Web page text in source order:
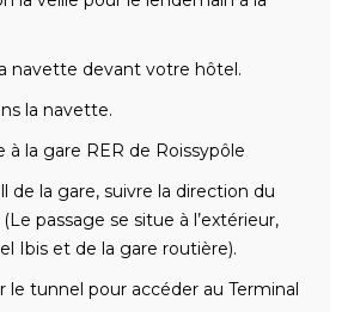
navette devant votre hôtel.
la navette.
à la gare RER de Roissypôle
de la gare, suivre la direction du
passage se situe à l’extérieur,
Ibis et de la gare routière).
le tunnel pour accéder au Terminal